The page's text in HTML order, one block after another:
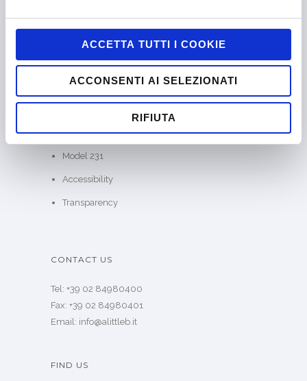
ACCETTA TUTTI I COOKIE
ACCONSENTI AI SELEZIONATI
RIFIUTA
Case Studies
Our Thinking
Contact
Jobs
Cookie Policy
Model 231
Accessibility
Transparency
CONTACT US
Tel: +39 02 84980400
Fax: +39 02 84980401
Email: info@alittleb.it
FIND US